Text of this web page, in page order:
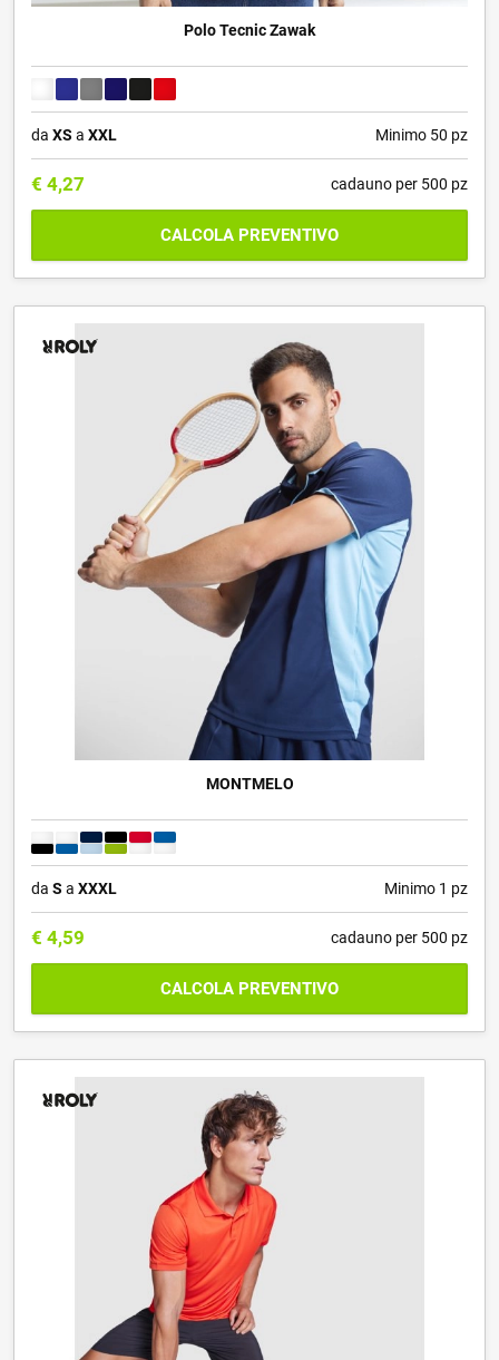
Polo Tecnic Zawak
da XS a XXL Minimo 50 pz
€ 4,27 cadauno per 500 pz
CALCOLA PREVENTIVO
MONTMELO
da S a XXXL Minimo 1 pz
€ 4,59 cadauno per 500 pz
CALCOLA PREVENTIVO